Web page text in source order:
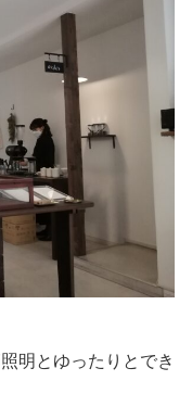
明とゆったりとでき